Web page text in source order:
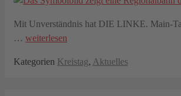
Mit Unverständnis hat DIE LINKE. Main-
… weiterlesen
Kategorien Kreistag, Aktuelles